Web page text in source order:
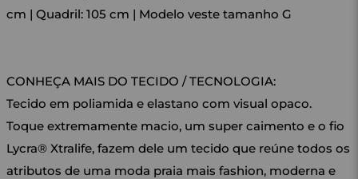
cm | Quadril: 105 cm | Modelo veste tamanho G
CONHEÇA MAIS DO TECIDO / TECNOLOGIA:
Tecido em poliamida e elastano com visual opaco.
Toque extremamente macio, um super caimento e o fio
Lycra® Xtralife, fazem dele um tecido que reúne todos os
atributos de uma moda praia mais fashion, moderna e